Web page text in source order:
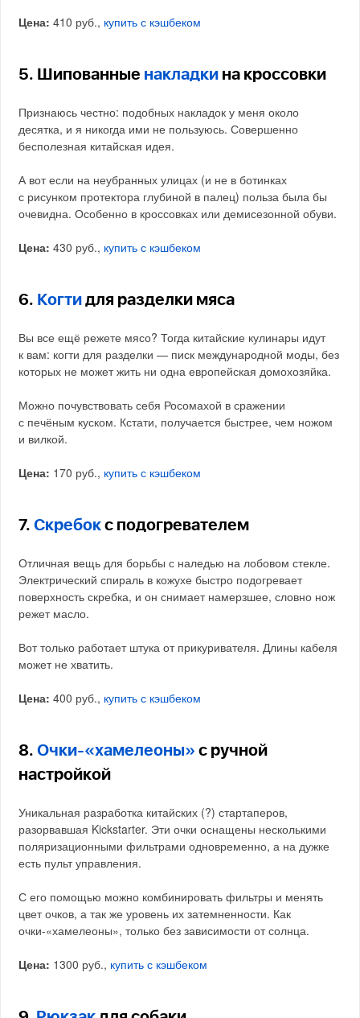
Цена: 410 руб., купить с кэшбеком
5. Шипованные накладки на кроссовки
Признаюсь честно: подобных накладок у меня около
десятка, и я никогда ими не пользуюсь. Совершенно
бесполезная китайская идея.
А вот если на неубранных улицах (и не в ботинках
с рисунком протектора глубиной в палец) польза была бы
очевидна. Особенно в кроссовках или демисезонной обуви.
Цена: 430 руб., купить с кэшбеком
6. Когти для разделки мяса
Вы все ещё режете мясо? Тогда китайские кулинары идут
к вам: когти для разделки — писк международной моды, без
которых не может жить ни одна европейская домохозяйка.
Можно почувствовать себя Росомахой в сражении
с печёным куском. Кстати, получается быстрее, чем ножом
и вилкой.
Цена: 170 руб., купить с кэшбеком
7.Скребок с подогревателем
Отличная вещь для борьбы с наледью на лобовом стекле.
Электрический спираль в кожухе быстро подогревает
поверхность скребка, и он снимает намерзшее, словно нож
режет масло.
Вот только работает штука от прикуривателя. Длины кабеля
может не хватить.
Цена: 400 руб., купить с кэшбеком
8.Очки-«хамелеоны» с ручной
настройкой
Уникальная разработка китайских (?) стартаперов,
разорвавшая Kickstarter. Эти очки оснащены несколькими
поляризационными фильтрами одновременно, а на дужке
есть пульт управления.
С его помощью можно комбинировать фильтры и менять
цвет очков, а так же уровень их затемненности. Как
очки-«хамелеоны», только без зависимости от солнца.
Цена: 1300 руб., купить с кэшбеком